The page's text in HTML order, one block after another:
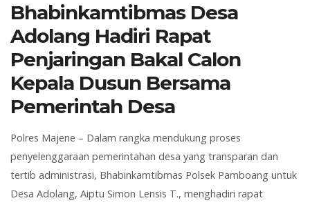
Bhabinkamtibmas Desa
Adolang Hadiri Rapat
Penjaringan Bakal Calon
Kepala Dusun Bersama
Pemerintah Desa
Polres Majene – Dalam rangka mendukung proses
penyelenggaraan pemerintahan desa yang transparan dan
tertib administrasi, Bhabinkamtibmas Polsek Pamboang untuk
Desa Adolang, Aiptu Simon Lensis T., menghadiri rapat